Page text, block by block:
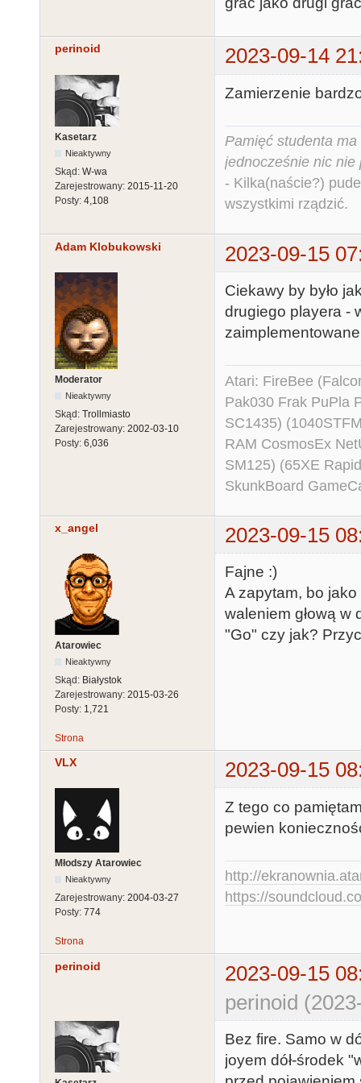
perinoid 2023-09-14
Kasetarz
Nieaktywny
Skąd: W-wa
Zarejestrowany: 2015-11-20
Posty: 4,108
Zamierzenie
Pamięć studenta
jednocześnie nic nie
- Kilka(naście?)
wszystkimi rządzić.
Adam Klobukowski 2023-09-15
Moderator
Nieaktywny
Skąd: Trollmiasto
Zarejestrowany: 2002-03-10
Posty: 6,036
Ciekawy by było
drugiego playera -
Atari: FireBee
Pak030 Frak PuPla
SC1435)
RAM CosmosEx
SM125) (65XE
SkunkBoard
x_angel 2023-09-15
Atarowiec
Nieaktywny
Skąd: Białystok
Zarejestrowany: 2015-03-26
Posty: 1,721
Fajne :)
A zapytam, bo
waleniem głową w
"Go" czy jak?
Strona
VLX 2023-09-15
Młodszy Atarowiec
Nieaktywny
Zarejestrowany: 2004-03-27
Posty: 774
Z tego co
pewien
http://
https://
Strona
perinoid
2023-09-15
perinoid
Bez fire. Samo w
joyem dół-środek